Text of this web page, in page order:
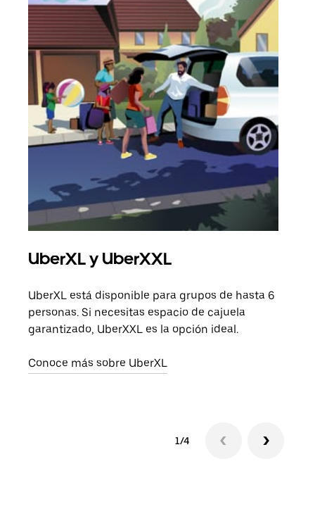
UberXL y UberXXL
UberXL está disponible para grupos de hasta 6
personas. Si necesitas espacio de cajuela
garantizado, UberXXL es la opción ideal.
Conoce más sobre UberXL
1/4